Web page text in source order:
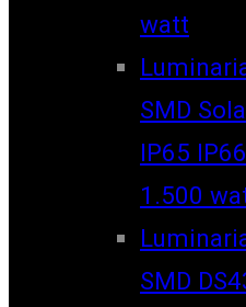
watt
SMD
IP65
1.500
SMD